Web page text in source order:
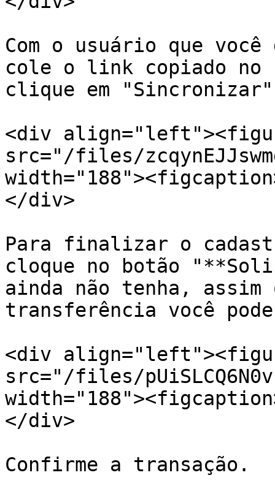
Com o usuário que
cole o link copiado no
clique em "Sincronizar"
<div
src="/files/
</div>
Para finalizar o
cloque no botão
ainda não tenha,
transferência você
<div
src="/files/
</div>
Confirme a transação.